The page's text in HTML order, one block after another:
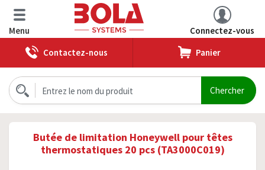
Menu
Connectez-vous
Contactez-nous
Panier
Butée de limitation Honeywell pour têtes
thermostatiques 20 pcs (TA3000C019)